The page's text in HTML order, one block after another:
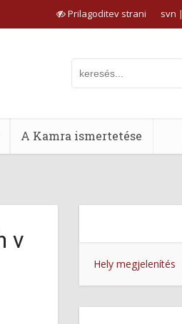
Prilagoditev strani svn |
A Kamra ismertetése
v
Hely megjelenítés